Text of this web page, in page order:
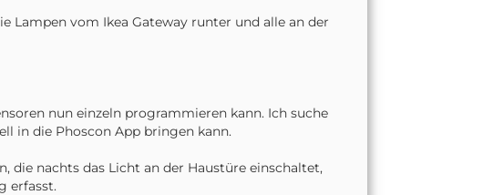
Lampen vom Ikea Gateway runter und alle an der
nun einzeln programmieren kann. Ich suche
in die Phoscon App bringen kann.
nachts das Licht an der Haustüre einschaltet,
erfasst.